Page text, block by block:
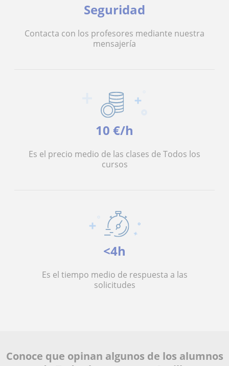
Seguridad
Contacta con los profesores mediante nuestra
mensajería
10 €/h
Es el precio medio de las clases de Todos los
cursos
<4h
Es el tiempo medio de respuesta a las
solicitudes
Conoce que opinan algunos de los alumnos